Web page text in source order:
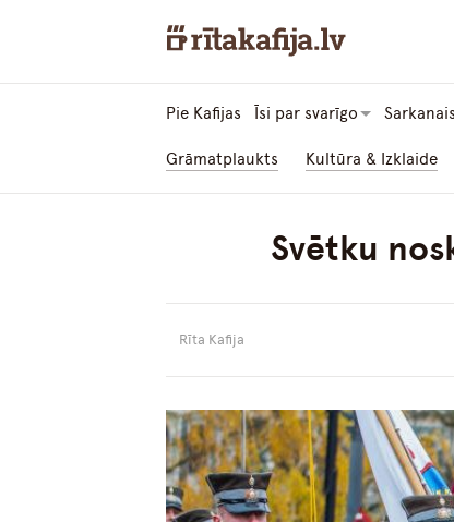
Pie Kafijas Īsi par svarīgo
Grāmatplaukts Kultūra & Izklaide
Svētku
Rīta Kafija